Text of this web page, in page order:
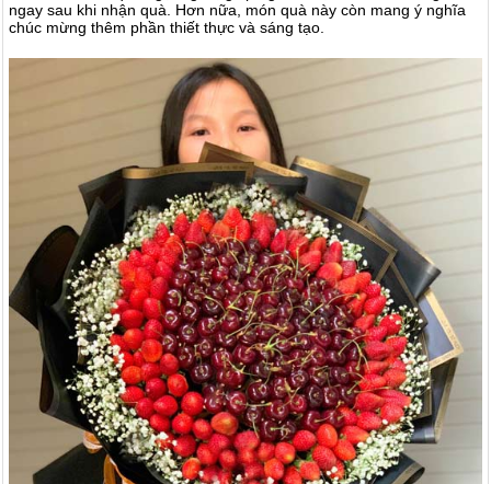
ngay sau khi nhận quà. Hơn nữa, món quà này còn mang ý nghĩa
chúc mừng thêm phần thiết thực và sáng tạo.